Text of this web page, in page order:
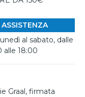
al sabato, dalle
alle 18:00
Graal, firmata